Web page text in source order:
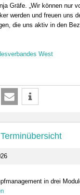
Gräfe. „Wir können nur
werden und freuen uns
die uns aktiv in den
West
in drei